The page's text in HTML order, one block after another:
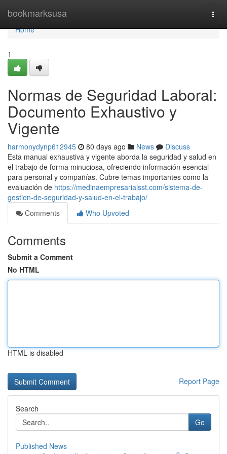
bookmarksusa
Home
Home
1
Normas de Seguridad Laboral:
Documento Exhaustivo y
Vigente
harmonydynp612945 80 days ago News
Discuss
Esta manual exhaustiva y vigente aborda la seguridad y salud en
el trabajo de forma minuciosa, ofreciendo información esencial
para personal y compañías. Cubre temas importantes como la
evaluación de https://medinaempresarialsst.com/sistema-de-
gestion-de-seguridad-y-salud-en-el-trabajo/
Comments
Who Upvoted
Comments
Submit a Comment
No HTML
HTML is disabled
Report Page
Search
Go
Published News